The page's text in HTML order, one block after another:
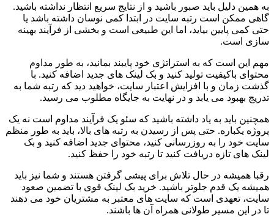
به همین دلیل باید صبور باشید و از نتایج سریع انتظار نداشته باشید.
گاهی ممکن است رتبه سایت در ابتدا کمی نوسان داشته باشد یا
حتی کمی پایین بیاید، اما این طبیعی است و بخشی از فرآیند بهینه
سازی است.
مهم این است که به استراتژی خود پایبند بمانید، به طور مداوم
محتوای باکیفیت تولید کنید و بک لینک های جدید اضافه کنید. با
گذشت زمان و با افزایش اعتبار سایت، خواهید دید که رتبه شما به
تدریج بهبود می یابد و در نهایت به جایگاه مطلوب می رسید.
همچنین باید به یاد داشته باشید که سئو یک فرآیند مداوم است نه یک
پروژه یکباره. حتی پس از رسیدن به رتبه های بالا، باید به طور منظم
سایت خود را به روزرسانی کنید، محتوای جدید اضافه کنید و بک
لینک های تازه دریافت کنید تا رتبه خود را حفظ کنید.
رقبا همیشه در حال تلاش برای پیشی گرفتن هستند و شما نیز باید
همیشه یک قدم جلوتر باشید. خرید بک لینک قوی با تضمین صعود
سایت، تعهدی است که سایت های معتبر به مشتریان خود می دهند
تا در این مسیر طولانی همراه آن ها باشند.